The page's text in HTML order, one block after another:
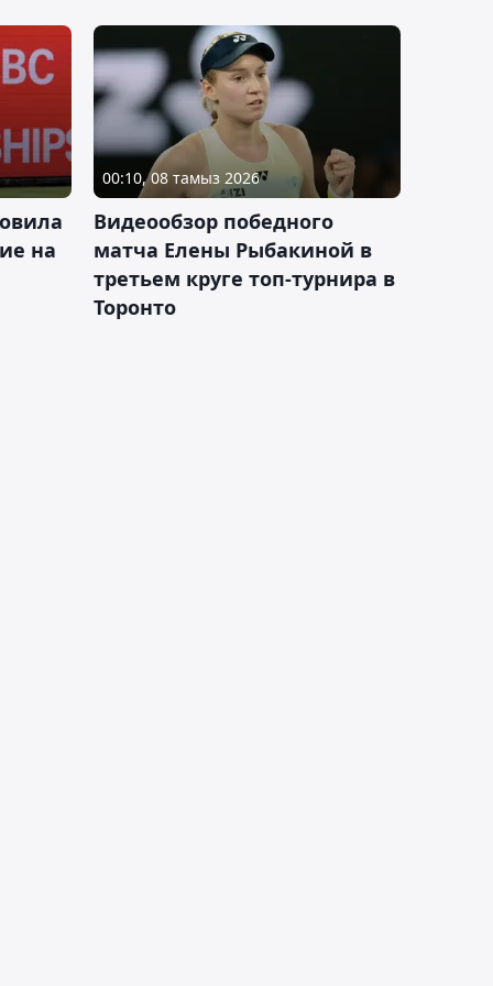
на
00:10, 08 тамыз 2026
Видеообзор победного
матча Елены Рыбакиной в
третьем круге топ-турнира в
Торонто